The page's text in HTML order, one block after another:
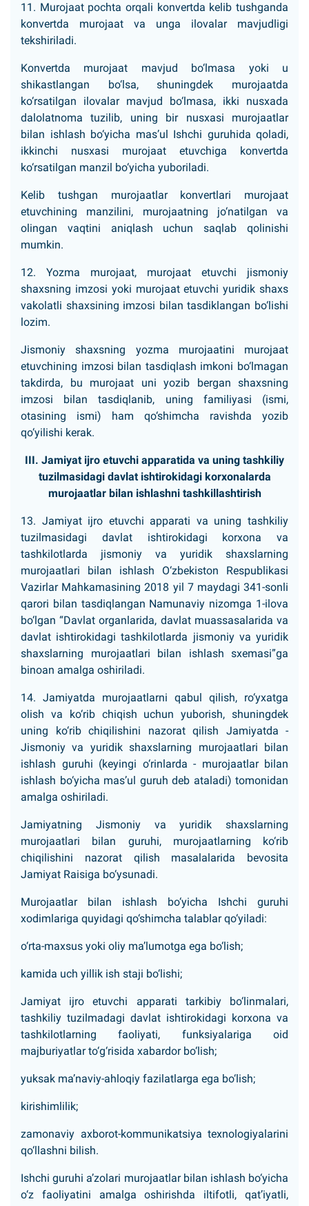
11. Murojaat pochta orqali konvertda kelib tushganda
konvertda murojaat va unga ilovalar mavjudligi
tekshiriladi.
Konvertda murojaat mavjud bo‘lmasa yoki u
shikastlangan bo‘lsa, shuningdek murojaatda
ko‘rsatilgan ilovalar mavjud bo‘lmasa, ikki nusxada
dalolatnoma tuzilib, uning bir nusxasi murojaatlar
bilan ishlash bo‘yicha mas’ul Ishchi guruhida qoladi,
ikkinchi nusxasi murojaat etuvchiga konvertda
ko‘rsatilgan manzil bo‘yicha yuboriladi.
Kelib tushgan murojaatlar konvertlari murojaat
etuvchining manzilini, murojaatning jo‘natilgan va
olingan vaqtini aniqlash uchun saqlab qolinishi
mumkin.
12. Yozma murojaat, murojaat etuvchi jismoniy
shaxsning imzosi yoki murojaat etuvchi yuridik shaxs
vakolatli shaxsining imzosi bilan tasdiklangan bo‘lishi
lozim.
Jismoniy shaxsning yozma murojaatini murojaat
etuvchining imzosi bilan tasdiqlash imkoni bo‘lmagan
takdirda, bu murojaat uni yozib bergan shaxsning
imzosi bilan tasdiqlanib, uning familiyasi (ismi,
otasining ismi) ham qo‘shimcha ravishda yozib
qo‘yilishi kerak.
III. Jamiyat ijro etuvchi apparatida va uning tashkiliy
tuzilmasidagi davlat ishtirokidagi korxonalarda
murojaatlar bilan ishlashni tashkillashtirish
13. Jamiyat ijro etuvchi apparati va uning tashkiliy
tuzilmasidagi davlat ishtirokidagi korxona va
tashkilotlarda jismoniy va yuridik shaxslarning
murojaatlari bilan ishlash O‘zbekiston Respublikasi
Vazirlar Mahkamasining 2018 yil 7 maydagi 341-sonli
qarori bilan tasdiqlangan Namunaviy nizomga 1-ilova
bo‘lgan “Davlat organlarida, davlat muassasalarida va
davlat ishtirokidagi tashkilotlarda jismoniy va yuridik
shaxslarning murojaatlari bilan ishlash sxemasi”ga
binoan amalga oshiriladi.
14. Jamiyatda murojaatlarni qabul qilish, ro‘yxatga
olish va ko‘rib chiqish uchun yuborish, shuningdek
uning ko‘rib chiqilishini nazorat qilish Jamiyatda -
Jismoniy va yuridik shaxslarning murojaatlari bilan
ishlash guruhi (keyingi o‘rinlarda - murojaatlar bilan
ishlash bo‘yicha mas’ul guruh deb ataladi) tomonidan
amalga oshiriladi.
Jamiyatning Jismoniy va yuridik shaxslarning
murojaatlari bilan guruhi, murojaatlarning ko‘rib
chiqilishini nazorat qilish masalalarida bevosita
Jamiyat Raisiga bo‘ysunadi.
Murojaatlar bilan ishlash bo‘yicha Ishchi guruhi
xodimlariga quyidagi qo‘shimcha talablar qo‘yiladi:
o‘rta-maxsus yoki oliy ma’lumotga ega bo‘lish;
kamida uch yillik ish staji bo‘lishi;
Jamiyat ijro etuvchi apparati tarkibiy bo‘linmalari,
tashkiliy tuzilmadagi davlat ishtirokidagi korxona va
tashkilotlarning faoliyati, funksiyalariga oid
majburiyatlar to‘g‘risida xabardor bo‘lish;
yuksak ma’naviy-ahloqiy fazilatlarga ega bo‘lish;
kirishimlilik;
zamonaviy axborot-kommunikatsiya texnologiyalarini
qo‘llashni bilish.
Ishchi guruhi a’zolari murojaatlar bilan ishlash bo‘yicha
o‘z faoliyatini amalga oshirishda iltifotli, qat’iyatli,